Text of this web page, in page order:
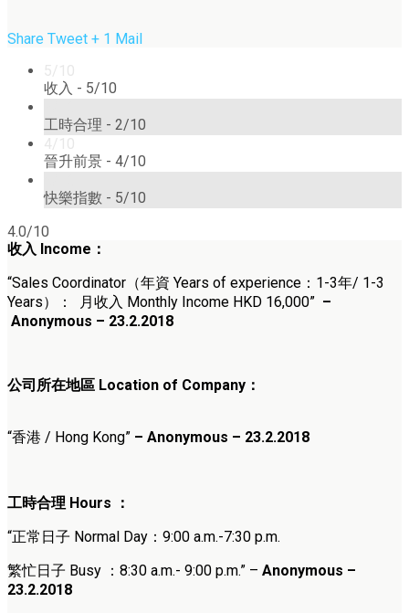
Share Tweet + 1 Mail
5/10
收入 - 5/10
工時合理 - 2/10
4/10
晉升前景 - 4/10
快樂指數 - 5/10
4.0/10
收入 Income ：
“Sales Coordinator（年資 Years of experience：1-3年/ 1-3
Years） ： 月收入 Monthly Income HKD 16,000” –
Anonymous – 23.2.2018
公司所在地區 Location of Company：
“香港 / Hong Kong” – Anonymous – 23.2.2018
工時合理 Hours ：
“正常日子 Normal Day：9:00 a.m.-7:30 p.m.
繁忙日子 Busy ：8:30 a.m.- 9:00 p.m.” – Anonymous –
23.2.2018